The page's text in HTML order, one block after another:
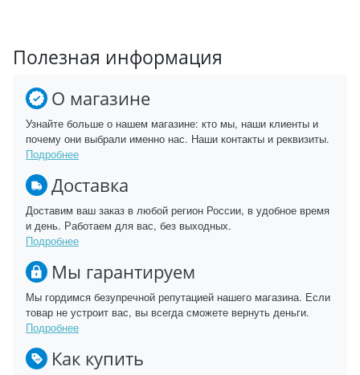
Полезная информация
О магазине
Узнайте больше о нашем магазине: кто мы, наши клиенты и
почему они выбрали именно нас. Наши контакты и реквизиты.
Подробнее
Доставка
Доставим ваш заказ в любой регион России, в удобное время
и день. Работаем для вас, без выходных.
Подробнее
Мы гарантируем
Мы гордимся безупречной репутацией нашего магазина. Если
товар не устроит вас, вы всегда сможете вернуть деньги.
Подробнее
Как купить